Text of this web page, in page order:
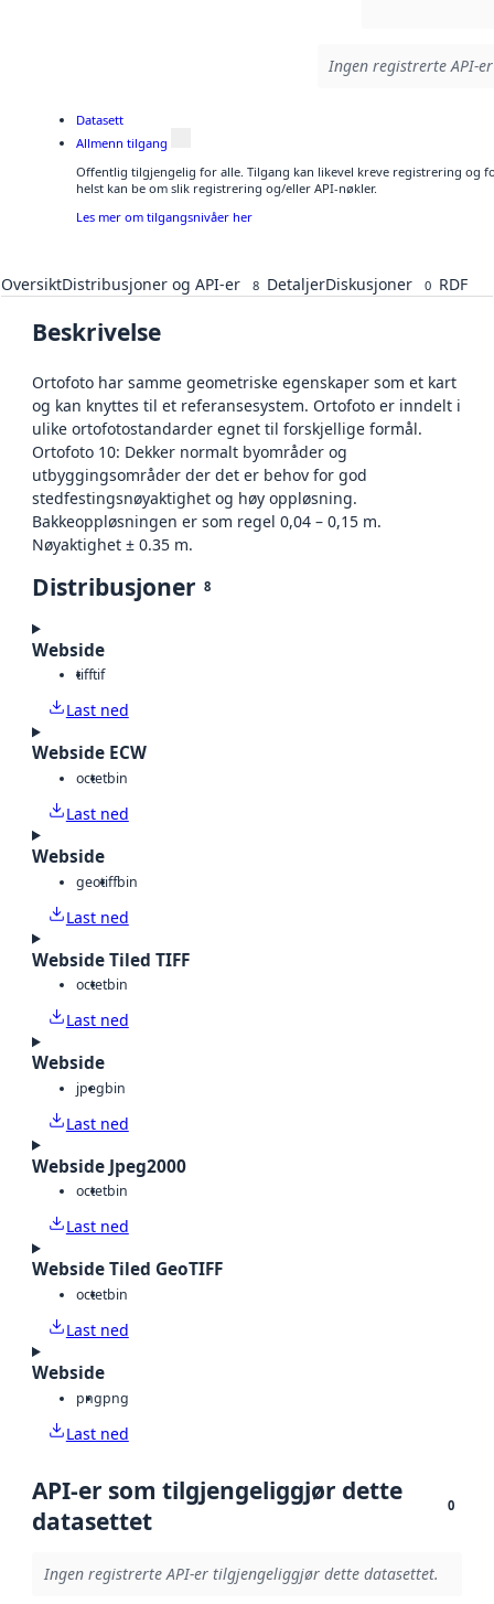
Ingen registrerte API-
Datasett
Allmenn tilgang
Offentlig tilgjengelig for alle. Tilgang kan likevel kreve registrering og
helst kan be om slik registrering og/eller API-nøkler.
Les mer om tilgangsnivåer her
OversiktDistribusjoner og API-er 8 DetaljerDiskusjoner 0 RDF
Beskrivelse
Ortofoto har samme geometriske egenskaper som et kart
og kan knyttes til et referansesystem. Ortofoto er inndelt i
ulike ortofotostandarder egnet til forskjellige formål.
Ortofoto 10: Dekker normalt byområder og
utbyggingsområder der det er behov for god
stedfestingsnøyaktighet og høy oppløsning.
Bakkeoppløsningen er som regel 0,04 – 0,15 m.
Nøyaktighet ± 0.35 m.
Distribusjoner 8
Webside
tifftif
Last ned
Webside ECW
octetbin
Last ned
Webside
geotiffbin
Last ned
Webside Tiled TIFF
octetbin
Last ned
Webside
jpegbin
Last ned
Webside Jpeg2000
octetbin
Last ned
Webside Tiled GeoTIFF
octetbin
Last ned
Webside
pngpng
Last ned
API-er som tilgjengeliggjør dette
datasettet
0
Ingen registrerte API-er tilgjengeliggjør dette datasettet.